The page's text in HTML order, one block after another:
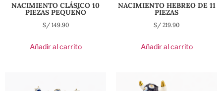
NACIMIENTO CLÁSICO 10
PIEZAS PEQUEÑO
S/149.90
Añadir al carrito
NACIMIENTO HEBREO DE 11
PIEZAS
S/ 219.90
Añadir al carrito